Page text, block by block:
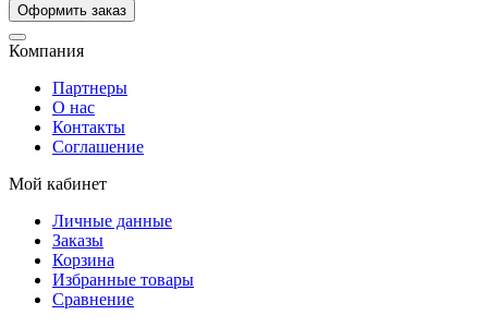
Компания
Партнеры
О нас
Контакты
Соглашение
Мой кабинет
Личные данные
Заказы
Корзина
Избранные товары
Сравнение